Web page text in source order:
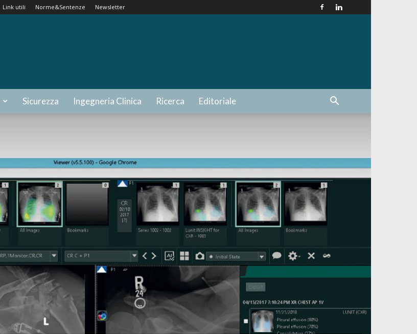
Link utili Norme&Sentenze Newsletter
Sicurezza Ingegneria Clinica Ricerca Editoriale